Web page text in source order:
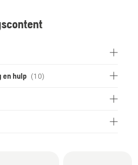
en hulp (10)